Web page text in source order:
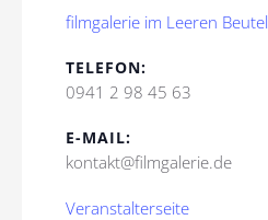
filmgalerie im Leeren Beutel
TELEFON:
0941 2 98 45 63
E-MAIL:
kontakt@filmgalerie.de
Veranstalterseite